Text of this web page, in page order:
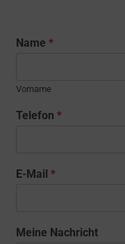
Name*
Vorname
Telefon*
E-Mail*
Meine Nachricht